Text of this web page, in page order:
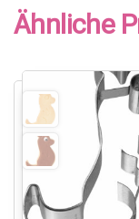
Ähnliche